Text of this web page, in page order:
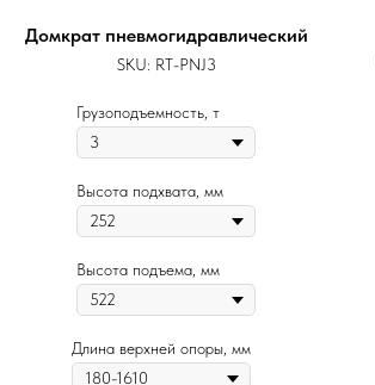
Домкрат пневмогидравлический
SKU: RT-PNJ3
Грузоподъемность, т
Высота подхвата, мм
Высота подъема, мм
Длина верхней опоры, мм